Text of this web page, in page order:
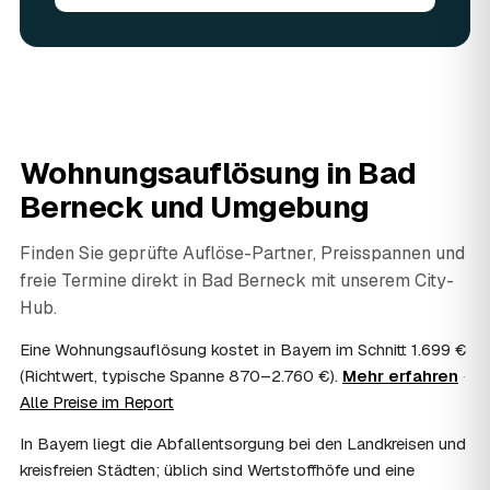
angerechnet — das senkt Ihre Kosten. Brauchbares wird
absetzbar?
In vielen Fällen ja: Als haushaltsnahe Dienstleistung
lassen sich Arbeits- und Fahrtkosten anteilig von der
Steuer absetzen, bei einer Auflösung im Erbfall unter
Umständen als Nachlassverbindlichkeit. Sie erhalten eine
ordentliche Rechnung mit ausgewiesenem Lohnanteil; die
genaue Anrechnung klären Sie mit Ihrem Steuerberater.
09
Muss ich bei der Wohnungsauflösung anwesend
Nicht zwingend. Viele Auflösungen in Bad Berneck laufen
nach Schlüsselübergabe ohne Sie ab — praktisch, wenn
Sie weiter entfernt wohnen. Sie können aber jederzeit
dabei sein, etwa um Wertsachen oder persönliche
Unterlagen vorab zu sichern.
Wohnungsauflösung in Bad
Berneck und Umgebung
Finden Sie geprüfte Auflöse-Partner, Preisspannen und
freie Termine direkt in Bad Berneck mit unserem City-
Hub.
Eine Wohnungsauflösung kostet in Bayern im Schnitt 1.699 €
(Richtwert, typische Spanne 870–2.760 €). Mehr erfahren ·
Alle Preise im Report
In Bayern liegt die Abfallentsorgung bei den Landkreisen und
kreisfreien Städten; üblich sind Wertstoffhöfe und eine